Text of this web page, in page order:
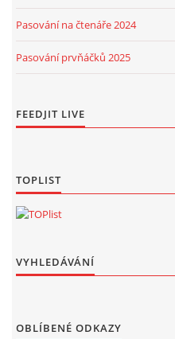
Pasování na čtenáře 2024
Pasování prvňáčků 2025
FEEDJIT LIVE
TOPLIST
VYHLEDÁVÁNÍ
OBLÍBENÉ ODKAZY